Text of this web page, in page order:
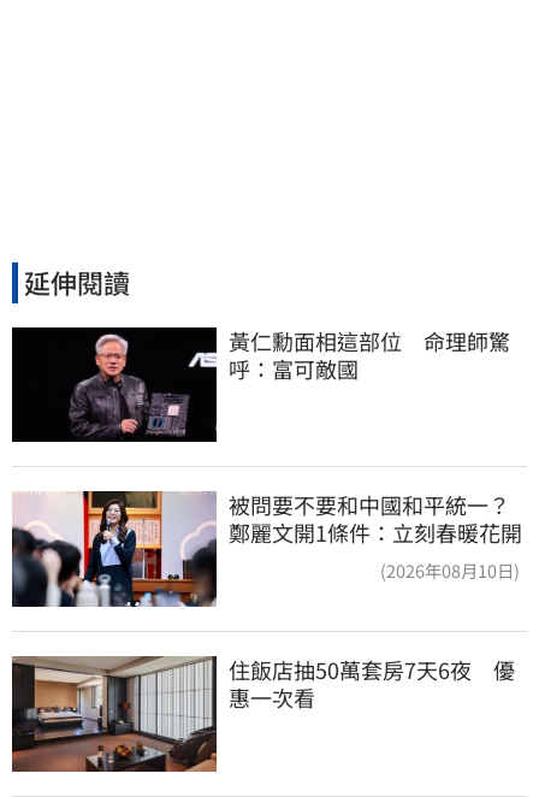
延伸閱讀
黃仁勳面相這部位　命理師驚
呼：富可敵國
被問要不要和中國和平統一？
鄭麗文開1條件：立刻春暖花開
(2026年08月10日)
住飯店抽50萬套房7天6夜　優
惠一次看